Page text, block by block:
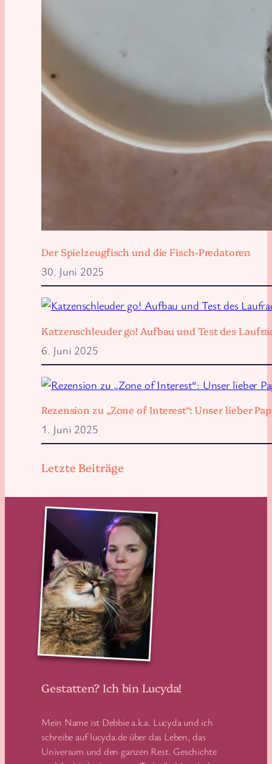
Letzte Beiträge
Der Spielzeugfisch und die Fisch-Predatoren
30. Juni 2025
Katzenschleuder go! Aufbau und Test des
6. Juni 2025
Rezension zu „Zone of Interest“: Unser lieber
1. Juni 2025
Gestatten? Ich bin Lucyda!
Mein Name ist Debbie a.k.a. Lucyda und ich
schreibe auf lucyda.de über das Leben, das
Universum und den ganzen Rest. Geschichte